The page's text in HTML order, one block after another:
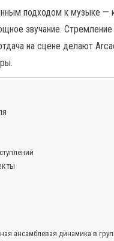
подходом к музыке —
звучание.
на сцене делают
ансамблевая динамика в